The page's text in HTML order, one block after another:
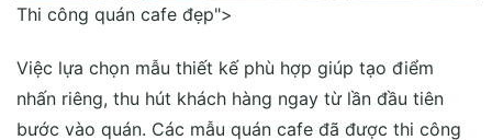
Thi công quán cafe đẹp">
Việc lựa chọn mẫu thiết kế phù hợp giúp tạo điểm
nhấn riêng, thu hút khách hàng ngay từ lần đầu tiên
bước vào quán. Các mẫu quán cafe đã được thi công